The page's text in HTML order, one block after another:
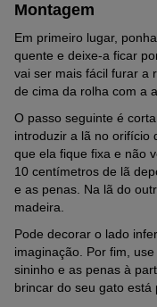
Montagem
Em primeiro lugar,
quente e deixe-a ficar
vai ser mais fácil furar a
de cima da rolha com a
O passo seguinte é
introduzir a lã no orifício
que ela fique fixa e não
10 centímetros de lã
e as penas. Na lã do
madeira.
Pode decorar o lado
imaginação. Por fim,
sininho e as penas à
brincar do seu gato está